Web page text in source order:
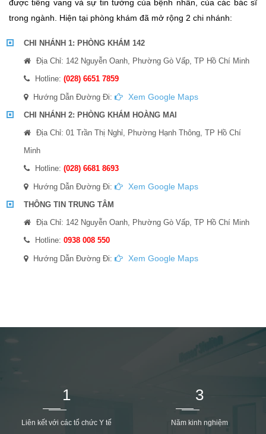
được tiếng vang và sự tin tưởng của bệnh nhân, của các bác sĩ
trong ngành. Hiện tại phòng khám đã mở rộng 2 chi nhánh:
CHI NHÁNH 1: PHÒNG KHÁM 142
Địa Chỉ: 142 Nguyễn Oanh, Phường Gò Vấp, TP Hồ Chí Minh
Hotline: (028) 6651 7859
Hướng Dẫn Đường Đi: Xem Google Maps
CHI NHÁNH 2: PHÒNG KHÁM HOÀNG MAI
Địa Chỉ: 01 Trần Thị Nghỉ, Phường Hạnh Thông, TP Hồ Chí
Minh
Hotline: (028) 6681 8693
Hướng Dẫn Đường Đi: Xem Google Maps
THÔNG TIN TRUNG TÂM
Địa Chỉ: 142 Nguyễn Oanh, Phường Gò Vấp, TP Hồ Chí Minh
Hotline: 0938 008 550
Hướng Dẫn Đường Đi: Xem Google Maps
1
Liên kết với các tổ chức Y tế
3
Năm kinh nghiệm